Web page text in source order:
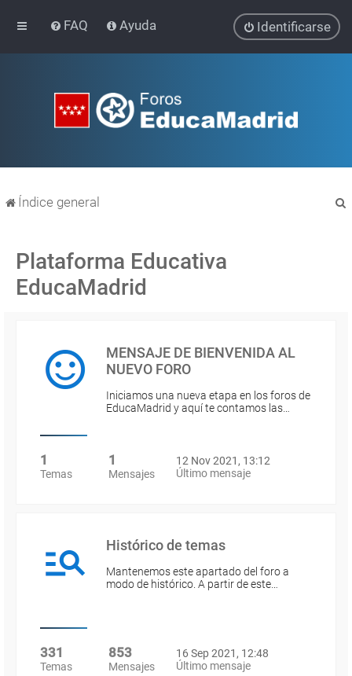
FAQ Ayuda Identificarse
Índice general
Plataforma Educativa
EducaMadrid
MENSAJE DE BIENVENIDA AL
NUEVO FORO
Iniciamos una nueva etapa en los foros de
EducaMadrid y aquí te contamos las…
1
Temas
1
Mensajes
12 Nov 2021, 13:12
Último mensaje
Histórico de temas
Mantenemos este apartado del foro a
modo de histórico. A partir de este…
331
Temas
853
Mensajes
16 Sep 2021, 12:48
Último mensaje